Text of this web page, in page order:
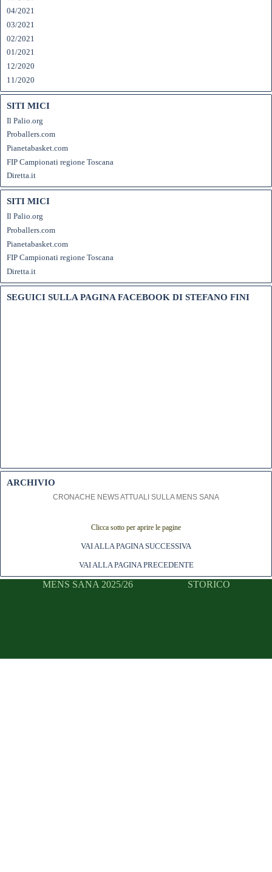
04/2021
03/2021
02/2021
01/2021
12/2020
11/2020
SITI MICI
Il Palio.org
Proballers.com
Pianetabasket.com
FIP Campionati regione Toscana
Diretta.it
SITI MICI
Il Palio.org
Proballers.com
Pianetabasket.com
FIP Campionati regione Toscana
Diretta.it
SEGUICI SULLA PAGINA FACEBOOK DI STEFANO FINI
ARCHIVIO
CRONACHE NEWS ATTUALI SULLA MENS SANA
Clicca sotto per aprire le pagine
VAI ALLA PAGINA SUCCESSIVA
VAI ALLA PAGINA PRECEDENTE
MENS SANA 2025/26 STORICO